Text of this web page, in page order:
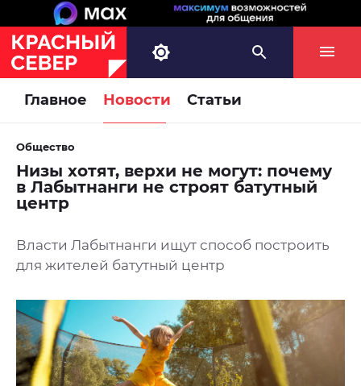
Главное Новости Статьи
Общество
Низы хотят, верхи не могут: почему
в Лабытнанги не строят батутный
центр
Власти Лабытнанги ищут способ построить
для жителей батутный центр